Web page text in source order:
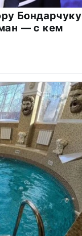
Бондарчуку
— с кем